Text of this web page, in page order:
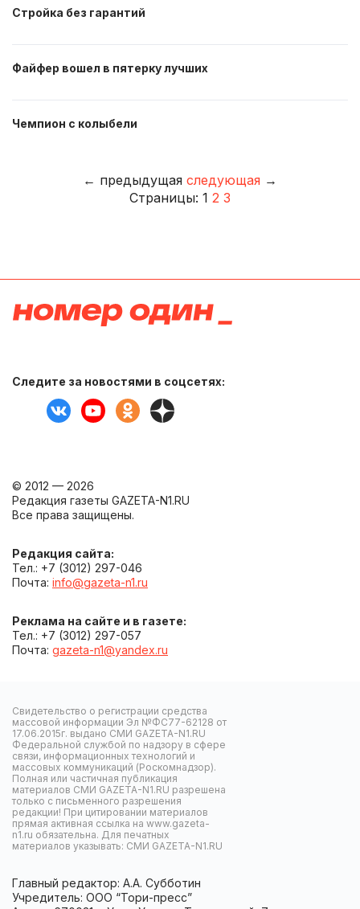
Стройка без гарантий
Файфер вошел в пятерку лучших
Чемпион с колыбели
← предыдущая следующая →
Страницы: 1 2 3
Следите за новостями в соцсетях:
© 2012 — 2026
Редакция газеты GAZETA-N1.RU
Все права защищены.
Редакция сайта:
Тел.: +7 (3012) 297-046
Почта: info@gazeta-n1.ru
Реклама на сайте и в газете:
Тел.: +7 (3012) 297-057
Почта: gazeta-n1@yandex.ru
Свидетельство о регистрации средства
массовой информации Эл №ФС77-62128 от
17.06.2015г. выдано СМИ GAZETA-N1.RU
Федеральной службой по надзору в сфере
связи, информационных технологий и
массовых коммуникаций (Роскомнадзор).
Полная или частичная публикация
материалов СМИ GAZETA-N1.RU разрешена
только с письменного разрешения
редакции! При цитировании материалов
прямая активная ссылка на www.gazeta-
n1.ru обязательна. Для печатных
материалов указывать: СМИ GAZETA-N1.RU
Главный редактор: А.А. Субботин
Учредитель: ООО “Тори-пресс”